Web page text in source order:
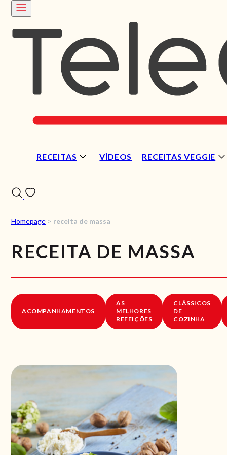
RECEITAS VÍDEOS RECEITAS VEGGIE
Homepage > receita de massa
RECEITA DE MASSA
ACOMPANHAMENTOS
AS
MELHORES
REFEIÇÕES
CLÁSSICOS
DE
COZINHA